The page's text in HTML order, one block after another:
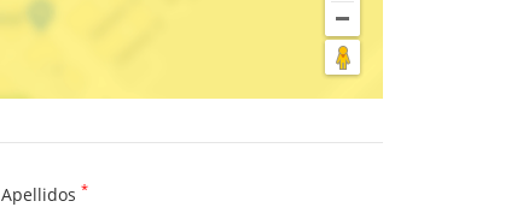
Apellidos *